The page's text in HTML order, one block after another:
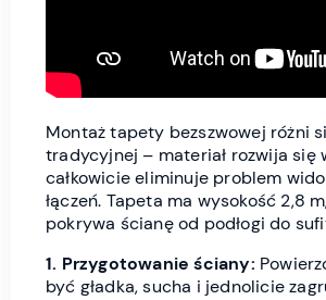
Montaż tapety bezszwowej różni
tradycyjnej – materiał rozwija się
całkowicie eliminuje problem
łączeń. Tapeta ma wysokość 2,8
pokrywa ścianę od podłogi do
1. Przygotowanie ściany:
być gładka, sucha i jednolicie